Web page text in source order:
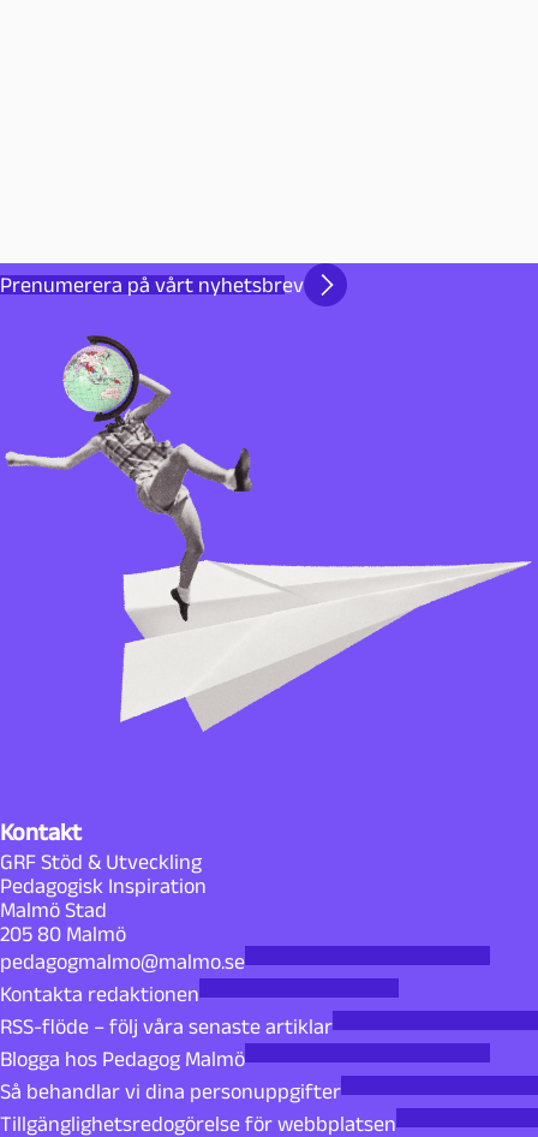
Prenumerera på vårt nyhetsbrev
Kontakt
GRF Stöd & Utveckling
Pedagogisk Inspiration
Malmö Stad
205 80 Malmö
pedagogmalmo@malmo.se
Kontakta redaktionen
RSS-flöde – följ våra senaste artiklar
Blogga hos Pedagog Malmö
Så behandlar vi dina personuppgifter
Tillgänglighetsredogörelse för webbplatsen